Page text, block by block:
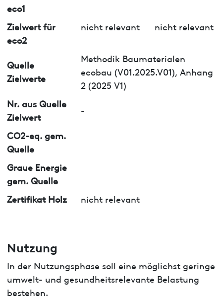
eco1
Zielwert für
eco2
nicht relevant nicht relevant
Quelle
Zielwerte
Methodik Baumaterialen
ecobau (V01.2025.V01), Anhang
2 (2025 V1)
Nr. aus Quelle
Zielwert
-
CO2-eq. gem.
Quelle
Graue Energie
gem. Quelle
Zertifikat Holz
nicht relevant
Nutzung
In der Nutzungsphase soll eine möglichst geringe
umwelt- und gesundheitsrelevante Belastung
bestehen.